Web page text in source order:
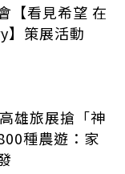
【看見希望 在
】策展活動
雄旅展搶「神
種農遊：家